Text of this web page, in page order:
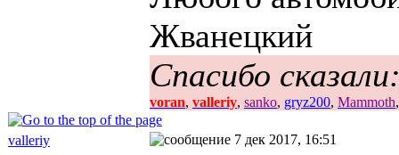
Жванецкий
Спасибо
voran, valleriy, sanko, gryz200, Mammoth
valleriy 7 дек 2017, 16:51